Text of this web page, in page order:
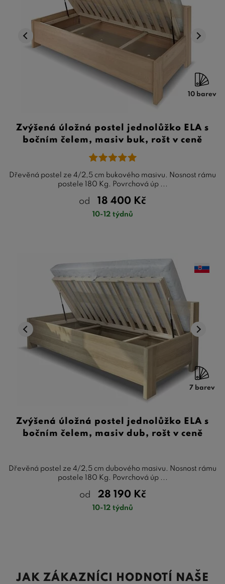
10 barev
Zvýšená úložná postel jednolůžko ELA s
bočním čelem, masiv buk, rošt v ceně
Dřevěná postel ze 4/2,5 cm bukového masivu. Nosnost rámu
postele 180 Kg. Povrchová úp ...
od 18 400 Kč
10-12 týdnů
7 barev
Zvýšená úložná postel jednolůžko ELA s
bočním čelem, masiv dub, rošt v ceně
Dřevěná postel ze 4/2,5 cm dubového masivu. Nosnost rámu
postele 180 Kg. Povrchová úp ...
od 28 190 Kč
10-12 týdnů
JAK ZÁKAZNÍCI HODNOTÍ NAŠE